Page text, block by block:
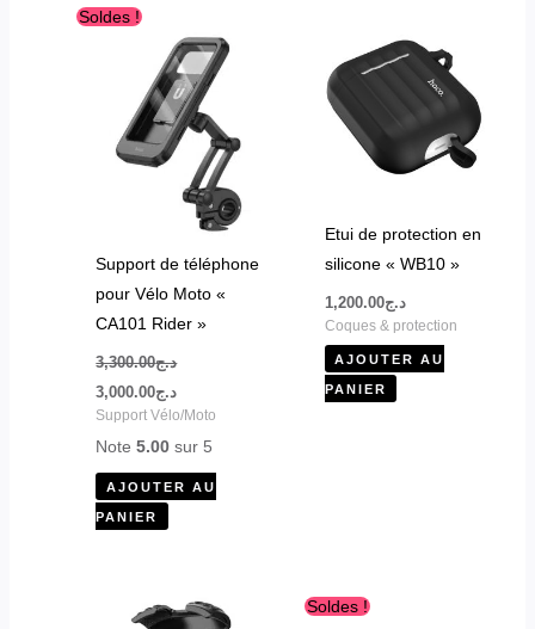
Soldes !
Support de téléphone
pour Vélo Moto «
CA101 Rider »
د.ج3,300.00
Le
prix
د.ج3,300.00.
د.ج3,000.00
actuel
est :
Support Vélo/Moto
Note5.00 sur 5
AJOUTER AU
PANIER
Etui de protection en
silicone « WB10 »
د.ج1,200.00
Coques & protection
AJOUTER AU
PANIER
Soldes !
Le
prix